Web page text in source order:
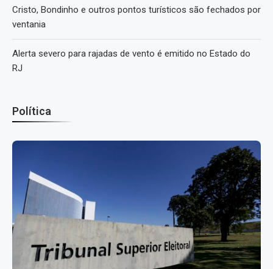
Cristo, Bondinho e outros pontos turísticos são fechados por
ventania
Alerta severo para rajadas de vento é emitido no Estado do
RJ
Política